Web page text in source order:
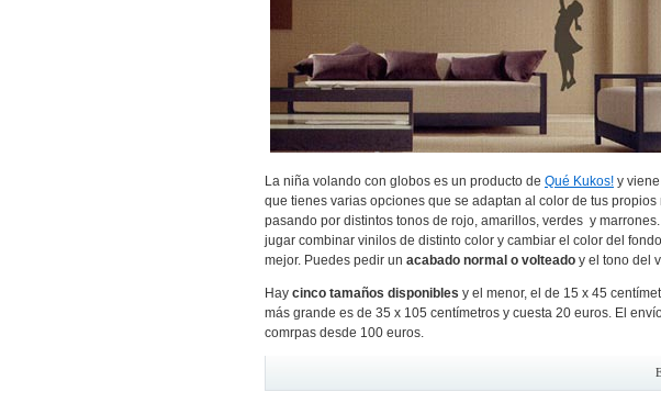
La niña volando con globos es un producto de Qué Kukos! y
que tienes varias opciones que se adaptan al color de tus
pasando por distintos tonos de rojo, amarillos, verdes y
jugar combinar vinilos de distinto color y cambiar el color del
mejor. Puedes pedir un acabado normal o volteado y el tono del
Hay cinco tamaños disponibles y el menor, el de 15 x 45
más grande es de 35 x 105 centímetros y cuesta 20 euros. El
comrpas desde 100 euros.